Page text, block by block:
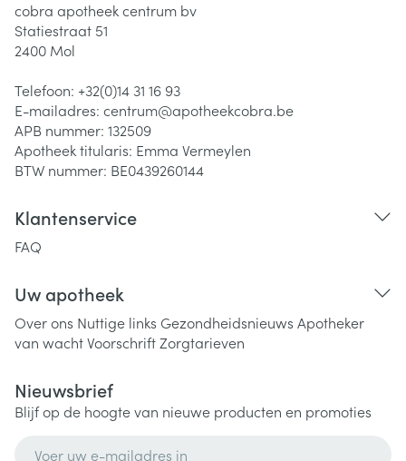
cobra apotheek centrum bv
Statiestraat 51
2400 Mol
Telefoon: +32(0)14 31 16 93
E-mailadres: centrum@apotheekcobra.be
APB nummer: 132509
Apotheek titularis: Emma Vermeylen
BTW nummer: BE0439260144
Klantenservice
FAQ
Uw apotheek
Over ons Nuttige links Gezondheidsnieuws Apotheker
van wachtVoorschriftZorgtarieven
Nieuwsbrief
Blijf op de hoogte van nieuwe producten en promoties